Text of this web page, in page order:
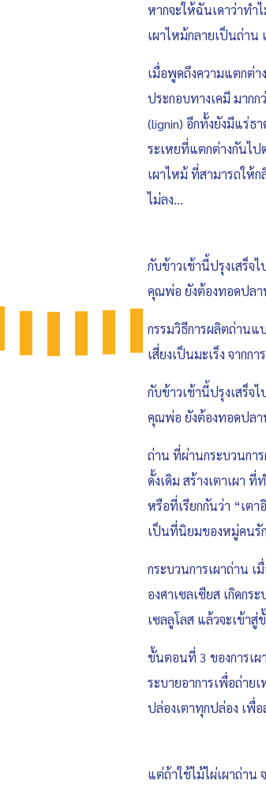
หากจะให้ฉันเดาว่าท
เผาไหม้กลายเป็นถ่าน
เมื่อพูดถึงความแตกต่า
ประกอบทางเคมี มากก
(lignin) อีกทั้งยังมีแร่ธ
ระเหยที่แตกต่างกันไ
เผาไหม้ ที่สามารถให้
ไม่ลง…
กับข้าวเช้านี้ปรุงเสร็จ
คุณพ่อ ยังต้องทอดปลา
กรรมวิธีการผลิตถ่านแ
เสี่ยงเป็นมะเร็ง จาก
กับข้าวเช้านี้ปรุงเสร็จ
คุณพ่อ ยังต้องทอดปลา
ถ่าน ที่ผ่านกระบวนกา
ดั้งเดิม สร้างเตาเผา
หรือที่เรียกกันว่า “เต
เป็นที่นิยมของหมู่คนรั
กระบวนการเผาถ่าน
องศาเซลเซียส เกิดกร
เซลลูโลส แล้วจะเข้า
ขั้นตอนที่ 3 ของการเผ
ระบายอาการเพื่อถ่าย
ปล่องเตาทุกปล่อง เพื่
แต่ถ้าใช้ไม้ไผ่เผาถ่า